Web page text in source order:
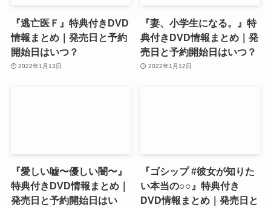
『逃亡医Ｆ』特典付きDVD
情報まとめ｜発売日と予約
開始日はいつ？
2022年1月13日
『妻、小学生になる。』特
典付きDVD情報まとめ｜発
売日と予約開始日はいつ？
2022年1月12日
『愛しい嘘〜優しい闇〜』
特典付きDVD情報まとめ｜
発売日と予約開始日はい
『ゴシップ #彼女が知りた
い本当の○○』特典付き
DVD情報まとめ｜発売日と